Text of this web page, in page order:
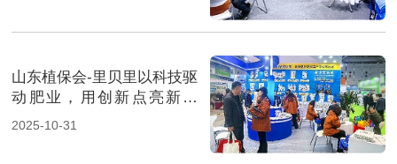
山东植保会-里贝里以科技驱
动肥业，用创新点亮新征
程！
2025-10-31